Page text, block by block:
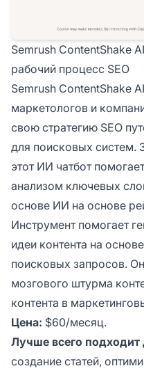
Semrush ContentShake
рабочий процесс SEO
Semrush ContentShake
маркетологов и
свою стратегию SEO
для поисковых систем.
этот ИИ чатбот
анализом ключевых
основе ИИ на основе
Инструмент помогает
идеи контента на
поисковых запросов.
мозгового штурма
контента в
Цена: $60/месяц.
Лучше всего подходит
создание статей,